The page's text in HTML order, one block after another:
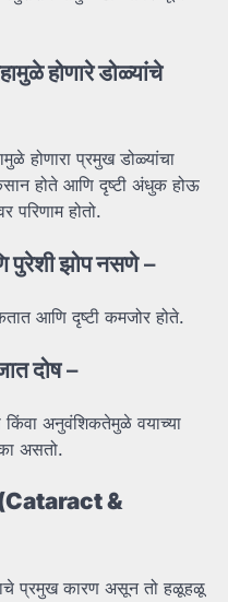
होणारेडोळ्यांचे
होणारा प्रमुख डोळ्यांचा
होते आणि दृष्टी अंधुक होऊ
परिणाम होतो.
पुरेशीझोपनसणे–
आणि दृष्टी कमजोर होते.
दोष–
किंवा अनुवंशिकतेमुळे वयाच्या
असतो.
(Cataract &
प्रमुख कारण असून तो हळूहळू